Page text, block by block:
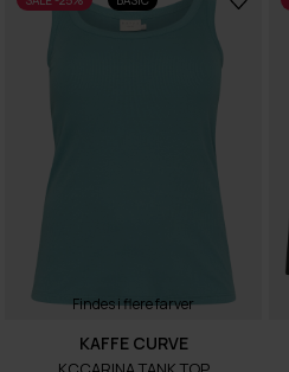
Findes i flere farver
KAFFE CURVE